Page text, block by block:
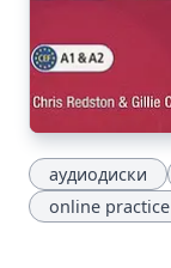
аудиодиски
online practice